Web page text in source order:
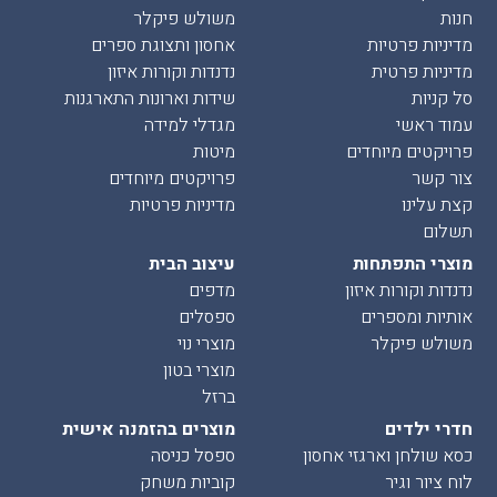
חנות
מדיניות פרטיות
מדיניות פרטית
סל קניות
עמוד ראשי
פרויקטים מיוחדים
צור קשר
קצת עלינו
תשלום
משולש פיקלר
אחסון ותצוגת ספרים
נדנדות וקורות איזון
שידות וארונות התארגנות
מגדלי למידה
מיטות
פרויקטים מיוחדים
מדיניות פרטיות
מוצרי התפתחות
נדנדות וקורות איזון
אותיות ומספרים
משולש פיקלר
עיצוב הבית
מדפים
ספסלים
מוצרי נוי
מוצרי בטון
ברזל
חדרי ילדים
כסא שולחן וארגזי אחסון
לוח ציור וגיר
מוצרים בהזמנה אישית
ספסל כניסה
קוביות משחק